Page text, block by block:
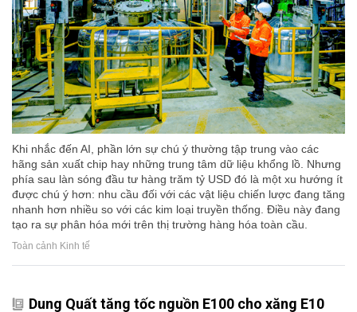
Khi nhắc đến AI, phần lớn sự chú ý thường tập trung vào các
hãng sản xuất chip hay những trung tâm dữ liệu khổng lồ. Nhưng
phía sau làn sóng đầu tư hàng trăm tỷ USD đó là một xu hướng ít
được chú ý hơn: nhu cầu đối với các vật liệu chiến lược đang tăng
nhanh hơn nhiều so với các kim loại truyền thống. Điều này đang
tạo ra sự phân hóa mới trên thị trường hàng hóa toàn cầu.
Toàn cảnh Kinh tế
Dung Quất tăng tốc nguồn E100 cho xăng E10